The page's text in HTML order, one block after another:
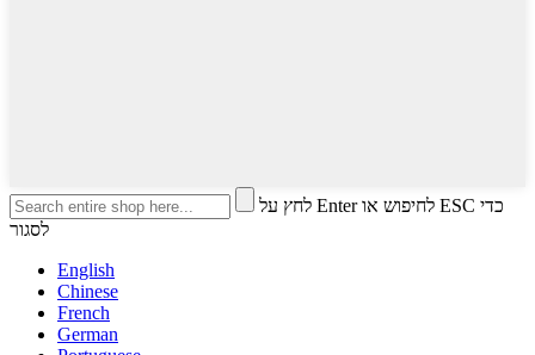
לחץ על Enter לחיפוש או ESC כדי
לסגור
English
Chinese
French
German